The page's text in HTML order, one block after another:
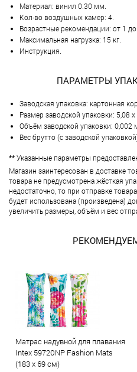
Материал: винил 0.30 мм.
Кол-во воздушных камер: 4.
Возрастные рекомендации: от 1 до
Максимальная нагрузка: 15 кг.
Инструкция.
ПАРАМЕТРЫ
Заводская упаковка: картонная
Размер заводской упаковки: 5,08
Объём заводской упаковки: 0,002
Вес брутто (с заводской
**Указанные параметры
Магазин заинтересован в доставке
товара не предусмотрена жёсткая
недостаточно, то при отправке
будет использована (произведена)
увеличить размеры, объём и вес
Матрас надувной для плавания
Intex 59720NP Fashion Mats
(183 х 69 см)